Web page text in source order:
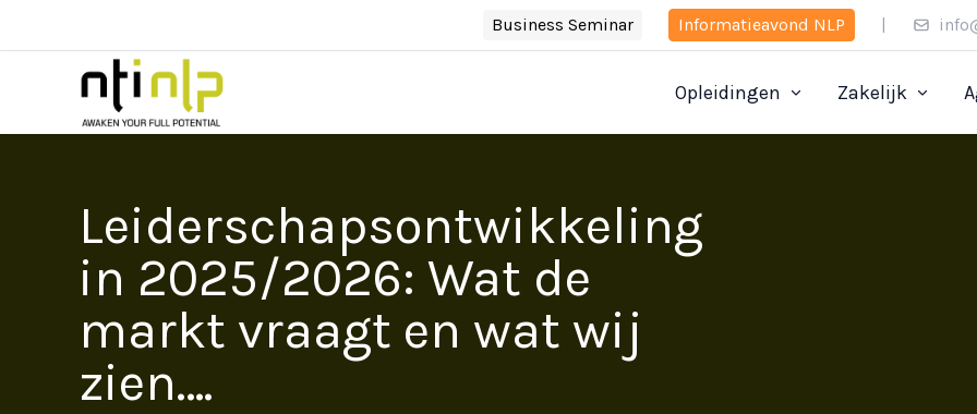
Business Seminar Informatieavond NLP |
Opleidingen Zakelijk
Leiderschapsontwikkeling
in 2025/2026: Wat de
markt vraagt en wat wij
zien….